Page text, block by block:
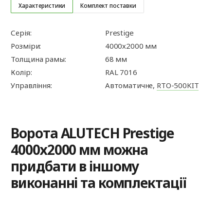
Характеристики Комплект поставки
Серія:
Prestige
Розміри:
4000х2000 мм
Толщина рамы:
68 мм
Колір:
RAL 7016
Управління:
Автоматичне, RTO-500KIT
Ворота ALUTECH Prestige
4000х2000 мм можна
придбати в іншому
виконанні та комплектації